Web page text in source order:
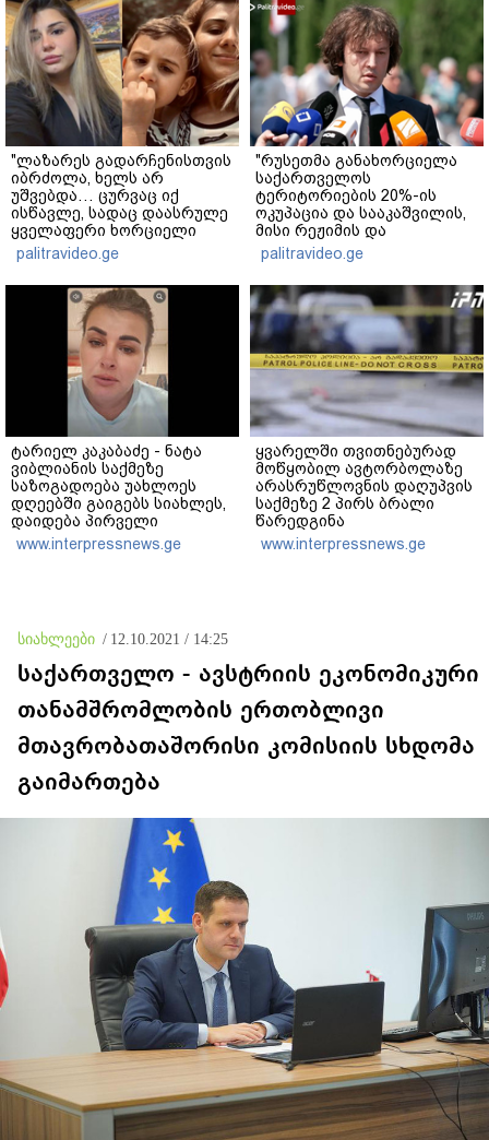
"ლაზარეს გადარჩენისთვის
იბრძოლა, ხელს არ
უშვებდა… ცურვაც იქ
ისწავლე, სადაც დაასრულე
ყველაფერი ხორციელი
ცხოვრებიდან" – რას წერს
ხობში დაღუპული დედა-
შვილის ახლობელი?
palitravideo.ge
"რუსეთმა განახორციელა
საქართველოს
ტერიტორიების 20%-ის
ოკუპაცია და სააკაშვილის,
მისი რეჟიმის და
"ნაცმოძრაობის" ღალატი
ვერანაირად ვერ
გადაფარავს ამ
დანაშაულს" - ირაკლი
კობახიძე
palitravideo.ge
ტარიელ კაკაბაძე - ნატა
ვიბლიანის საქმეზე
საზოგადოება უახლოეს
დღეებში გაიგებს სიახლეს,
დაიდება პირველი
მნიშვნელოვანი შედეგი და
ოფიციალურად ცნობენ
www.interpressnews.ge
ყვარელში თვითნებურად
მოწყობილ ავტორბოლაზე
არასრუწლოვნის დაღუპვის
საქმეზე 2 პირს ბრალი
წარედგინა
www.interpressnews.ge
სიახლეები / 12.10.2021 / 14:25
საქართველო - ავსტრიის ეკონომიკური
თანამშრომლობის ერთობლივი
მთავრობათაშორისი კომისიის სხდომა
გაიმართება